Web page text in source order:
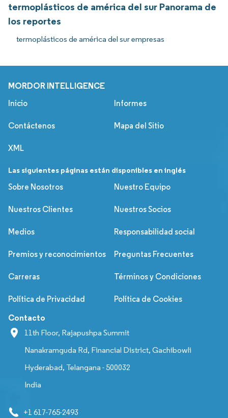
termoplásticos de américa del sur Panorama de
los reportes
termoplásticos de américa del sur empresas
MORDOR INTELLIGENCE
Inicio Informes
Contáctenos Mapa del Sitio
XML
Las siguientes páginas están disponibles en inglés
Sobre Nosotros
Nuestro Equipo
Nuestros Clientes Nuestros Socios
Medios Responsabilidad social
Premios y reconocimientos Preguntas Frecuentes
Carreras Términos y Condiciones
Política de Privacidad Política de Cookies
Contacto
11th Floor, Rajapushpa Summit
Nanakramguda Rd, Financial District, Gachibowli
Hyderabad, Telangana - 500032
India
+1 617-765-2493